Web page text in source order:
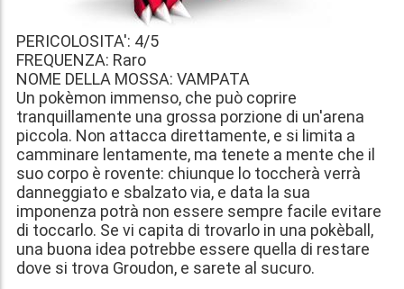
PERICOLOSITA': 4/5
FREQUENZA: Raro
NOME DELLA MOSSA: VAMPATA
Un pokèmon immenso, che può coprire
tranquillamente una grossa porzione di un'arena
piccola. Non attacca direttamente, e si limita a
camminare lentamente, ma tenete a mente che il
suo corpo è rovente: chiunque lo toccherà verrà
danneggiato e sbalzato via, e data la sua
imponenza potrà non essere sempre facile evitare
di toccarlo. Se vi capita di trovarlo in una pokèball,
una buona idea potrebbe essere quella di restare
dove si trova Groudon, e sarete al sucuro.